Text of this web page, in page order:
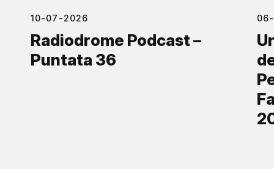
10-07-2026
Radiodrome Podcast –
Puntata 36